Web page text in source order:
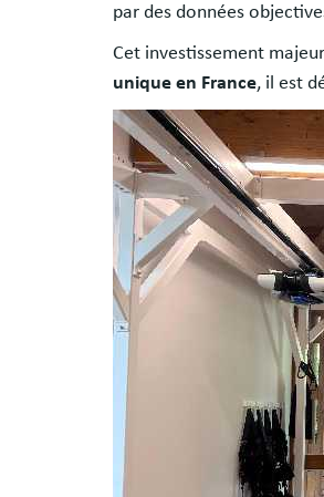
par des données
Cet investissement
unique en France, il est
Image